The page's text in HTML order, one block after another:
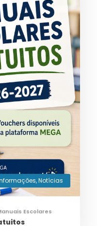
,Notícias
Escolares